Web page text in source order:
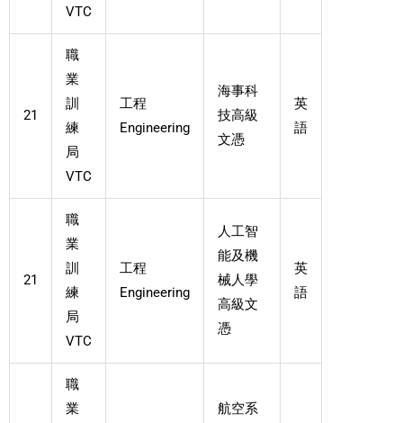
VTC
21
職
業
訓
練
局
VTC
工程
Engineering
海事科
技高級
文憑
英
語
21
職
業
訓
練
局
VTC
工程
Engineering
人工智
能及機
械人學
高級文
憑
英
語
職
業
航空系